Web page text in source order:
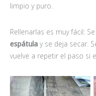
limpio y puro.
Rellenarlas es muy fácil:
espátula y se deja secar.
vuelve a repetir el paso si